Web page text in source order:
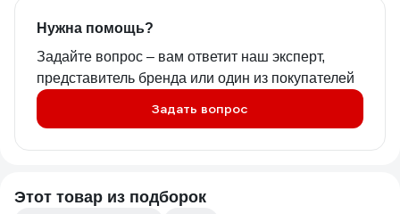
Нужна помощь?
Задайте вопрос – вам ответит наш эксперт,
представитель бренда или один из покупателей
Задать вопрос
Этот товар из подборок